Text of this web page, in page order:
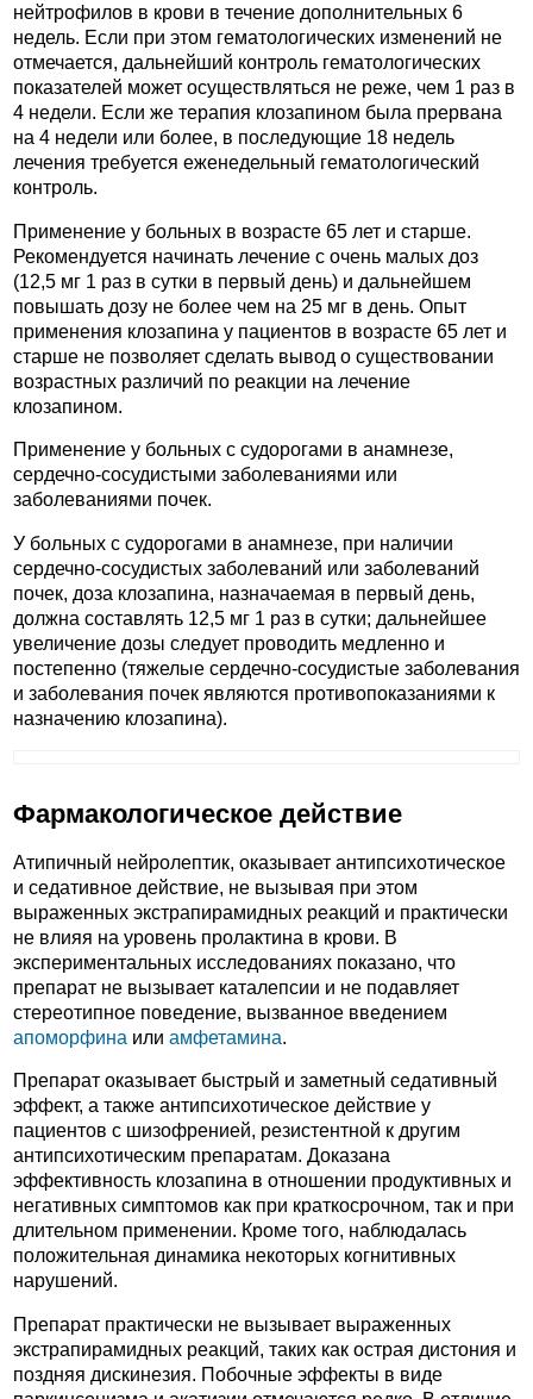
нейтрофилов в крови в течение дополнительных 6
недель. Если при этом гематологических изменений не
отмечается, дальнейший контроль гематологических
показателей может осуществляться не реже, чем 1 раз в
4 недели. Если же терапия клозапином была прервана
на 4 недели или более, в последующие 18 недель
лечения требуется еженедельный гематологический
контроль.
Применение у больных в возрасте 65 лет и старше.
Рекомендуется начинать лечение с очень малых доз
(12,5 мг 1 раз в сутки в первый день) и дальнейшем
повышать дозу не более чем на 25 мг в день. Опыт
применения клозапина у пациентов в возрасте 65 лет и
старше не позволяет сделать вывод о существовании
возрастных различий по реакции на лечение
клозапином.
Применение у больных с судорогами в анамнезе,
сердечно-сосудистыми заболеваниями или
заболеваниями почек.
У больных с судорогами в анамнезе, при наличии
сердечно-сосудистых заболеваний или заболеваний
почек, доза клозапина, назначаемая в первый день,
должна составлять 12,5 мг 1 раз в сутки; дальнейшее
увеличение дозы следует проводить медленно и
постепенно (тяжелые сердечно-сосудистые заболевания
и заболевания почек являются противопоказаниями к
назначению клозапина).
Фармакологическое действие
Атипичный нейролептик, оказывает антипсихотическое
и седативное действие, не вызывая при этом
выраженных экстрапирамидных реакций и практически
не влияя на уровень пролактина в крови. В
экспериментальных исследованиях показано, что
препарат не вызывает каталепсии и не подавляет
стереотипное поведение, вызванное введением
апоморфина или амфетамина.
Препарат оказывает быстрый и заметный седативный
эффект, а также антипсихотическое действие у
пациентов с шизофренией, резистентной к другим
антипсихотическим препаратам. Доказана
эффективность клозапина в отношении продуктивных и
негативных симптомов как при краткосрочном, так и при
длительном применении. Кроме того, наблюдалась
положительная динамика некоторых когнитивных
нарушений.
Препарат практически не вызывает выраженных
экстрапирамидных реакций, таких как острая дистония и
поздняя дискинезия. Побочные эффекты в виде